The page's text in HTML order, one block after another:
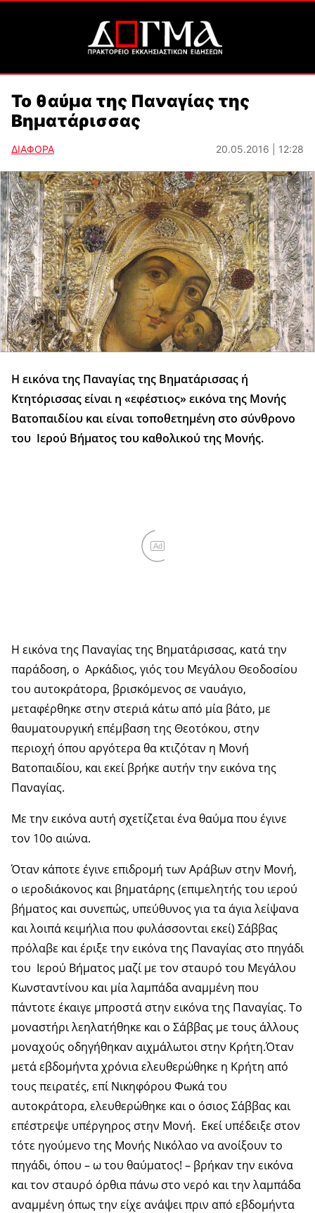
Το θαύμα της Παναγίας της
Βηματάρισσας
ΔΙΑΦΟΡΑ 20.05.2016 | 12:28
Η εικόνα της Παναγίας της Βηματάρισσας ή
Κτητόρισσας είναι η «εφέστιος» εικόνα της Μονής
Βατοπαιδίου και είναι τοποθετημένη στο σύνθρονο
του Ιερού Βήματος του καθολικού της Μονής.
Ad
Η εικόνα της Παναγίας της Βηματάρισσας, κατά την
παράδοση, ο Αρκάδιος, γιός του Μεγάλου Θεοδοσίου
του αυτοκράτορα, βρισκόμενος σε ναυάγιο,
μεταφέρθηκε στην στεριά κάτω από μία βάτο, με
θαυματουργική επέμβαση της Θεοτόκου, στην
περιοχή όπου αργότερα θα κτιζόταν η Μονή
Βατοπαιδίου, και εκεί βρήκε αυτήν την εικόνα της
Παναγίας.
Με την εικόνα αυτή σχετίζεται ένα θαύμα που έγινε
τον 10ο αιώνα.
Όταν κάποτε έγινε επιδρομή των Αράβων στην Μονή,
ο ιεροδιάκονος και βηματάρης (επιμελητής του ιερού
βήματος και συνεπώς, υπεύθυνος για τα άγια λείψανα
και λοιπά κειμήλια που φυλάσσονται εκεί) Σάββας
πρόλαβε και έριξε την εικόνα της Παναγίας στο πηγάδι
του Ιερού Βήματος μαζί με τον σταυρό του Μεγάλου
Κωνσταντίνου και μία λαμπάδα αναμμένη που
πάντοτε έκαιγε μπροστά στην εικόνα της Παναγίας. Το
μοναστήρι λεηλατήθηκε και ο Σάββας με τους άλλους
μοναχούς οδηγήθηκαν αιχμάλωτοι στην Κρήτη.Όταν
μετά εβδομήντα χρόνια ελευθερώθηκε η Κρήτη από
τους πειρατές, επί Νικηφόρου Φωκά του
αυτοκράτορα, ελευθερώθηκε και ο όσιος Σάββας και
επέστρεψε υπέργηρος στην Μονή. Εκεί υπέδειξε στον
τότε ηγούμενο της Μονής Νικόλαο να ανοίξουν το
πηγάδι, όπου – ω του θαύματος! – βρήκαν την εικόνα
και τον σταυρό όρθια πάνω στο νερό και την λαμπάδα
αναμμένη όπως την είχε ανάψει πριν από εβδομήντα